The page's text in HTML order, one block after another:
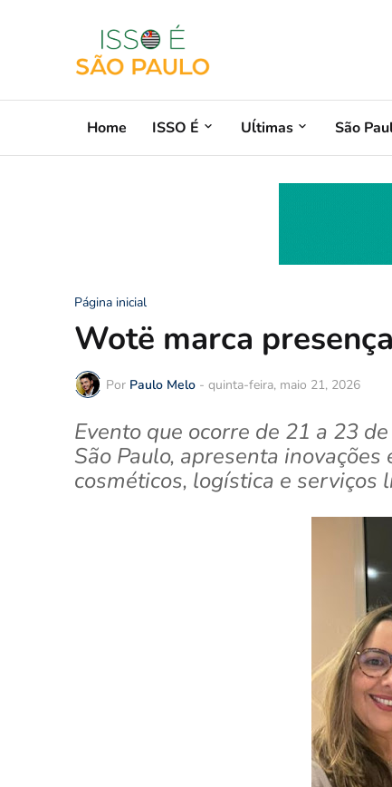
Home ISSO É Uĺtimas São
Página inicial
Wotë marca
Por Paulo Melo - quinta-feira, maio 21, 2026
Evento que ocorre de 21 a 23
São Paulo, apresenta
cosméticos, logística e serviços